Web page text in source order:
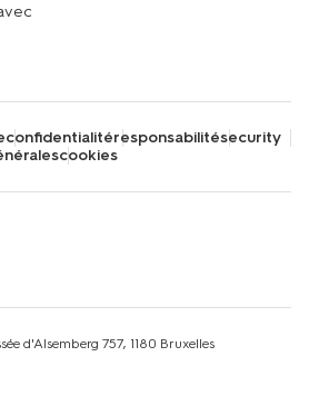
confidentialitéresponsabilitésecurity
cookies
d'Alsemberg 757, 1180 Bruxelles